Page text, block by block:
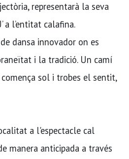
representarà la seva
a l’entitat calafina.
dansa innovador on es
i la tradició. Un camí
comença sol i trobes el sentit,
a l'espectacle cal
manera anticipada a través